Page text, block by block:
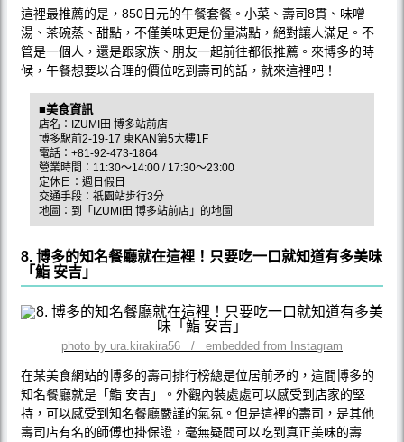
這裡最推薦的是，850日元的午餐套餐。小菜、壽司8貫、味噌
湯、茶碗蒸、甜點，不僅美味更是份量滿點，絕對讓人滿足。不
管是一個人，還是跟家族、朋友一起前往都很推薦。來博多的時
候，午餐想要以合理的價位吃到壽司的話，就來這裡吧！
■美食資訊
店名：IZUMI田 博多站前店
博多駅前2-19-17 東KAN第5大樓1F
電話：+81-92-473-1864
營業時間：11:30～14:00 / 17:30～23:00
定休日：週日假日
交通手段：祇園站步行3分
地圖： 到「IZUMI田 博多站前店」的地圖
8. 博多的知名餐廳就在這裡！只要吃一口就知道有多美味
「鮨 安吉」
photo by ura.kirakira56 / embedded from Instagram
在某美食網站的博多的壽司排行榜總是位居前矛的，這間博多的
知名餐廳就是「鮨 安吉」。外觀內裝處處可以感受到店家的堅
持，可以感受到知名餐廳嚴謹的氣氛。但是這裡的壽司，是其他
壽司店有名的師傅也掛保證，毫無疑問可以吃到真正美味的壽